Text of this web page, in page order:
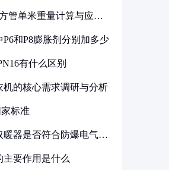
管单米重量计算与应用
和P8膨胀剂分别加多少
有什么区别
机的核心需求调研与分析
标准
暖器是否符合防爆电气设
主要作用是什么